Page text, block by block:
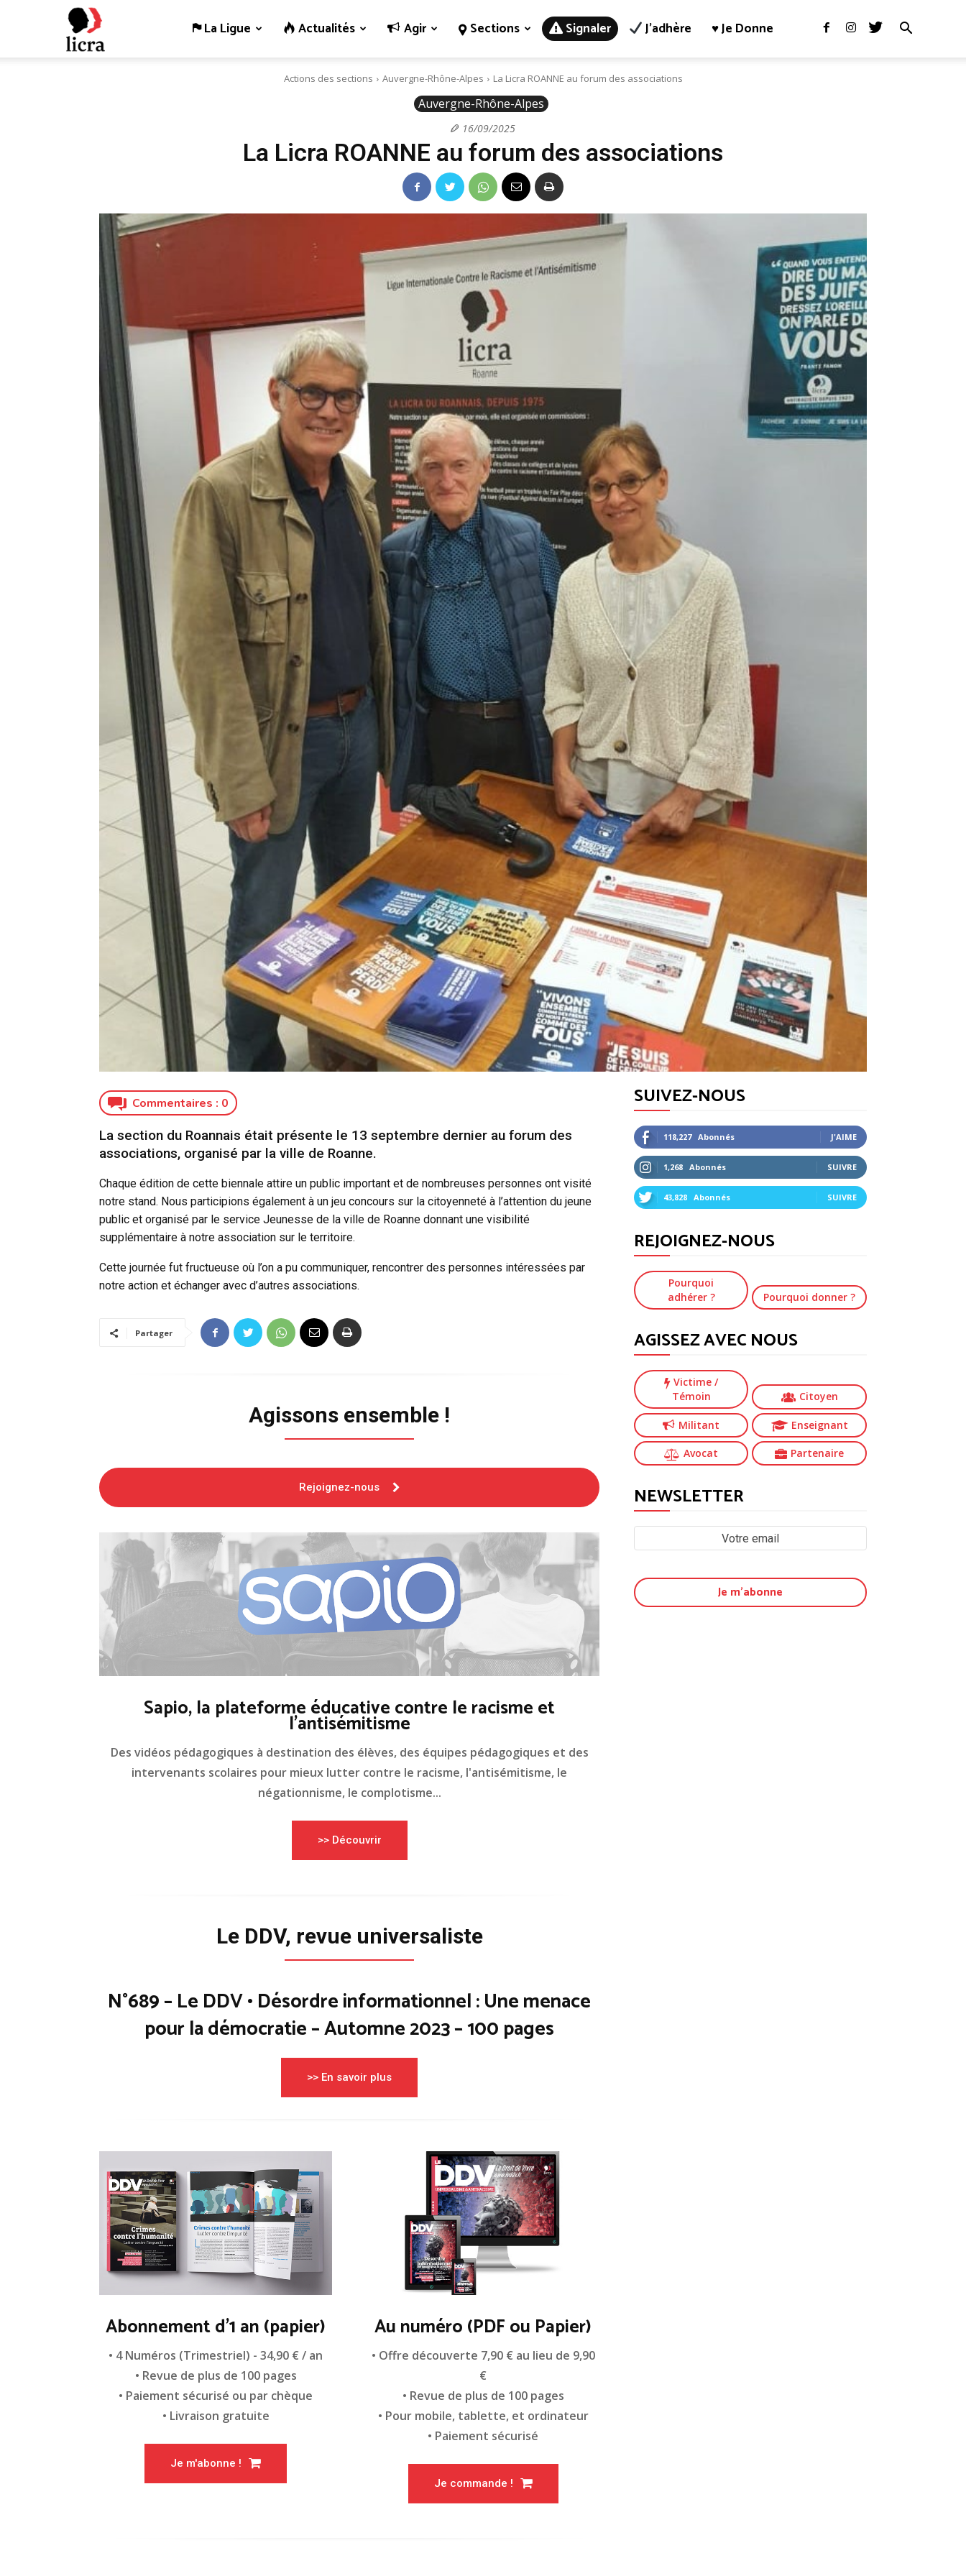
1927
La Ligue Actualités Agir Sections Signaler J’adhère ♥ Je Donne
Actions des sections Auvergne-Rhône-Alpes La Licra ROANNE au forum des associations
Auvergne-Rhône-Alpes
16/09/2025
La Licra ROANNE au forum des associations
Commentaires : 0
La section du Roannais était présente le 13 septembre dernier au forum des
associations, organisé par la ville de Roanne.
Chaque édition de cette biennale attire un public important et de nombreuses personnes ont visité
notre stand. Nous participions également à un jeu concours sur la citoyenneté à l’attention du jeune
public et organisé par le service Jeunesse de la ville de Roanne donnant une visibilité
supplémentaire à notre association sur le territoire.
Cette journée fut fructueuse où l’on a pu communiquer, rencontrer des personnes intéressées par
notre action et échanger avec d’autres associations.
Partager
Agissons ensemble !
Rejoignez-nous
Sapio, la plateforme éducative contre le racisme et
l'antisémitisme
Des vidéos pédagogiques à destination des élèves, des équipes pédagogiques et des
intervenants scolaires pour mieux lutter contre le racisme, l'antisémitisme, le
négationnisme, le complotisme...
>> Découvrir
Le DDV, revue universaliste
N°689 – Le DDV • Désordre informationnel : Une menace
pour la démocratie – Automne 2023 – 100 pages
>> En savoir plus
Abonnement d'1 an (papier)
• 4 Numéros (Trimestriel) - 34,90 € / an
• Revue de plus de 100 pages
• Paiement sécurisé ou par chèque
• Livraison gratuite
Je m'abonne !
Au numéro (PDF ou Papier)
• Offre découverte 7,90 € au lieu de 9,90
€
• Revue de plus de 100 pages
• Pour mobile, tablette, et ordinateur
• Paiement sécurisé
Je commande !
SUIVEZ-NOUS
118,227 Abonnés J'AIME
1,268 Abonnés SUIVRE
43,828 Abonnés SUIVRE
REJOIGNEZ-NOUS
Pourquoi
adhérer ?
Pourquoi donner ?
AGISSEZ AVEC NOUS
Victime/
Témoin
Citoyen
Militant Enseignant
Avocat Partenaire
NEWSLETTER